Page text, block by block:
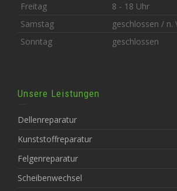
Freitag
8 - 18 Uhr
Samstag
geschlossen / n.
Sonntag
geschlossen
Unsere Leistungen
Dellenreparatur
Kunststoffreparatur
Felgenreparatur
Scheibenwechsel